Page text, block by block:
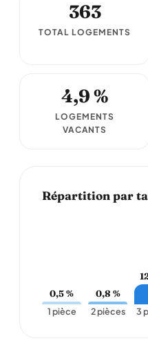
363
TOTAL LOGEMENTS
4,9 %
LOGEMENTS
VACANTS
Répartition par
0,5 %
1 pièce
0,8 %
2 pièces
3